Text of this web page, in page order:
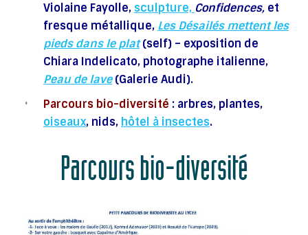
Violaine Fayolle, sculpture, Confidences, et
fresque métallique, Les Désailés mettent les
pieds dans le plat(self) – exposition de
Chiara Indelicato, photographe italienne,
Peau de lave(Galerie Audi).
Parcours bio-diversité : arbres, plantes,
oiseaux, nids, hôtel à insectes.
Parcours bio-diversité